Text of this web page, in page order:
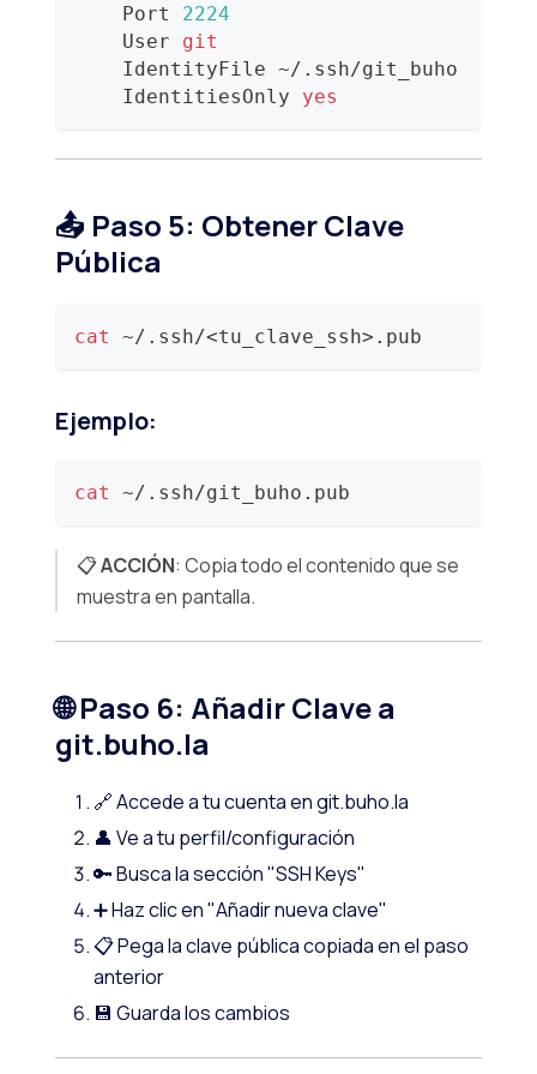
    Port
2224
    User
git
    IdentityFile ~/.ssh/git_buho
    IdentitiesOnly
yes
📤 Paso 5: Obtener Clave
Pública
cat ~/.ssh/<tu_clave_ssh> .pub
Ejemplo:
cat ~/.ssh/git_buho.pub
📋ACCIÓN: Copia todo el contenido que se
muestra en pantalla.
🌐 Paso 6: Añadir Clave a
git.buho.la
🔗 Accede a tu cuenta en git.buho.la
👤 Ve a tu perfil/configuración
🔑 Busca la sección "SSH Keys"
➕ Haz clic en "Añadir nueva clave"
📋 Pega la clave pública copiada en el paso
anterior
💾 Guarda los cambios